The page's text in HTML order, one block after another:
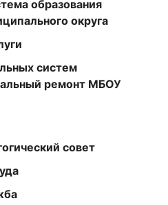
образования
округа
систем
ремонт МБОУ
совет